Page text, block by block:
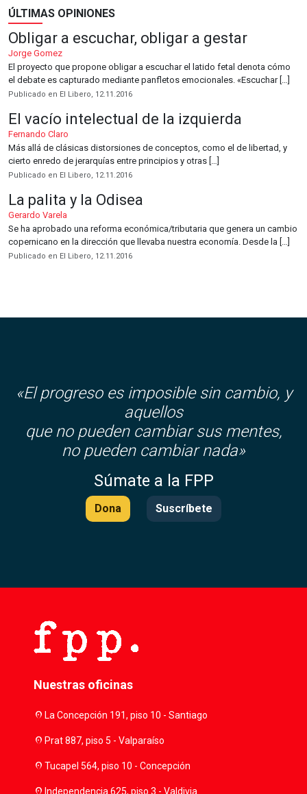
ÚLTIMAS OPINIONES
Obligar a escuchar, obligar a gestar
Jorge Gomez
El proyecto que propone obligar a escuchar el latido fetal denota cómo
el debate es capturado mediante panfletos emocionales. «Escuchar […]
Publicado en El Libero, 12.11.2016
El vacío intelectual de la izquierda
Fernando Claro
Más allá de clásicas distorsiones de conceptos, como el de libertad, y
cierto enredo de jerarquías entre principios y otras […]
Publicado en El Libero, 12.11.2016
La palita y la Odisea
Gerardo Varela
Se ha aprobado una reforma económica/tributaria que genera un cambio
copernicano en la dirección que llevaba nuestra economía. Desde la […]
Publicado en El Libero, 12.11.2016
«El progreso es imposible sin cambio, y
aquellos
que no pueden cambiar sus mentes,
no pueden cambiar nada»
Súmate a la FPP
Dona Suscríbete
Nuestras oficinas
location_onLa Concepción 191, piso 10 - Santiago
location_onPrat 887, piso 5 - Valparaíso
location_onTucapel 564, piso 10 - Concepción
Independencia 625, piso 3 - Valdivia